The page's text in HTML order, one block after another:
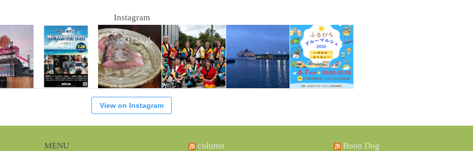
Instagram
View on Instagram
MENU column Boon Dog